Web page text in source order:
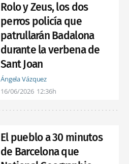
Rolo y Zeus, los dos
perros policía que
patrullarán Badalona
durante la verbena de
Sant Joan
Ángela Vázquez
16/06/2026 12:36h
El pueblo a 30 minutos
de Barcelona que